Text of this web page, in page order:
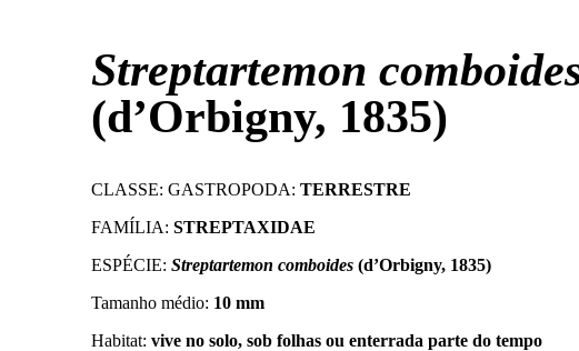
Streptartemon
(d’Orbigny, 1835)
CLASSE: GASTROPODA: TERRESTRE
FAMÍLIA: STREPTAXIDAE
ESPÉCIE: Streptartemon comboides (d’Orbigny, 1835)
Tamanho médio: 10 mm
Habitat: vive no solo, sob folhas ou enterrada parte do tempo